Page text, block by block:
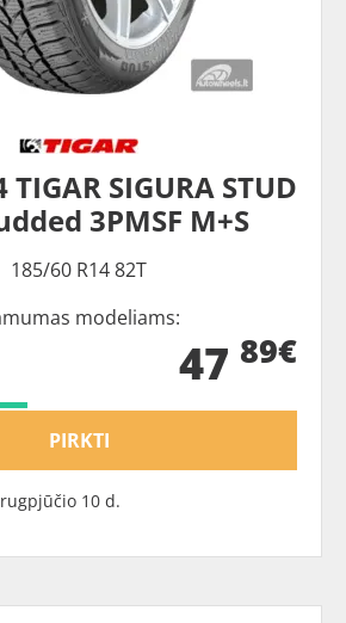
SIGURA STUD
3PMSF M+S
185/60 R14 82T
modeliams:
47 89€
PIRKTI
10 d.